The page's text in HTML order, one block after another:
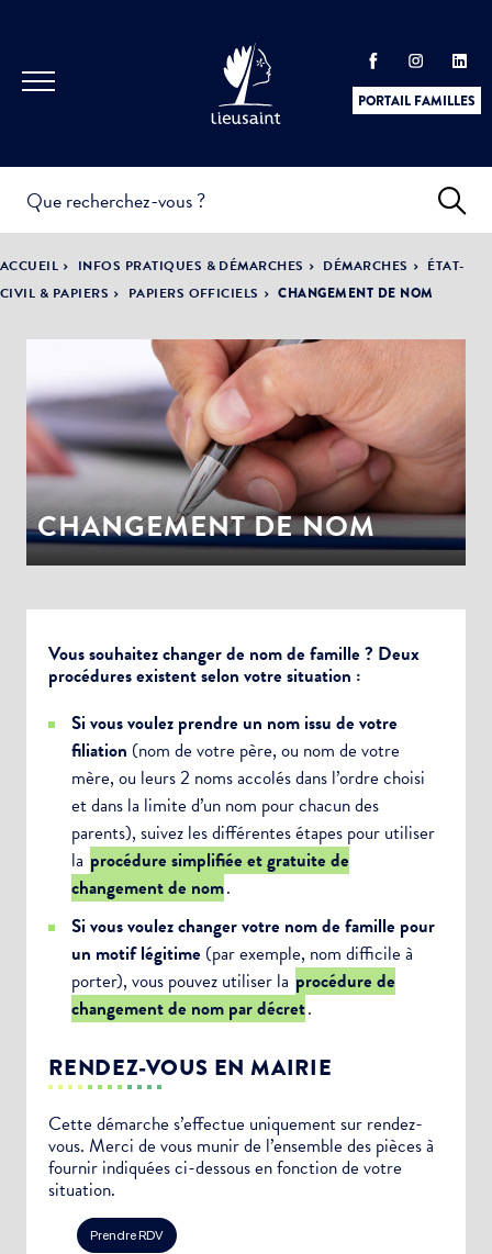
PORTAIL FAMILLES
PRATIQUES &
DÉMARCHES
ACTUALITÉS &
ÉVÈNEMENTS
LA VILLE
DÉMOCRATIE
PARTICIPATIVE
ACCUEIL INFOS PRATIQUES & DÉMARCHES DÉMARCHES
ÉTAT-
CIVIL & PAPIERS
PAPIERS OFFICIELS CHANGEMENT DE NOM
CHANGEMENT DE NOM
Vous souhaitez changer de nom de famille ? Deux
procédures existent selon votre situation :
Si vous voulez prendre un nom issu de votre
filiation (nom de votre père, ou nom de votre
mère, ou leurs 2 noms accolés dans l’ordre choisi
et dans la limite d’un nom pour chacun des
parents), suivez les différentes étapes pour utiliser
la procédure simplifiée et gratuite de
changement de nom.
Si vous voulez changer votre nom de famille pour
un motif légitime (par exemple, nom difficile à
porter), vous pouvez utiliser la procédure de
changement de nom par décret.
RENDEZ-VOUS EN MAIRIE
Cette démarche s’effectue uniquement sur rendez-
vous. Merci de vous munir de l’ensemble des pièces à
fournir indiquées ci-dessous en fonction de votre
situation.